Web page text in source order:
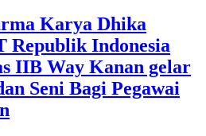
Karya Dhika
Republik Indonesia
IIB Way Kanan gelar
Seni Bagi Pegawai